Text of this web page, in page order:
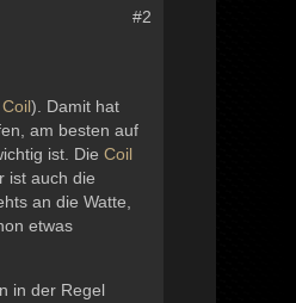
#2
Coil). Damit hat
am besten auf
ist. DieCoil
ist auch die
an die Watte,
etwas
in der Regel